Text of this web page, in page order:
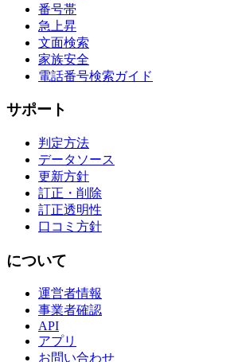
番号帯
急上昇
文面検索
家族安全
電話番号検索ガイド
サポート
判定方法
データソース
更新方針
訂正・削除
訂正透明性
口コミ方針
について
運営者情報
事業者確認
API
アプリ
お問い合わせ